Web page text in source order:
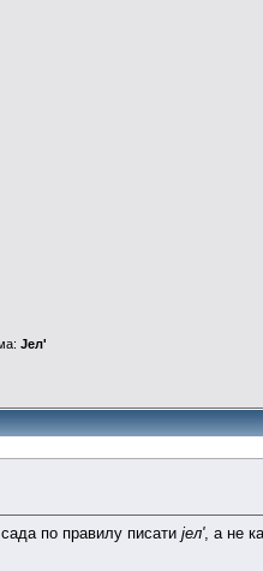
Јел'
по правилу писати јел', а не